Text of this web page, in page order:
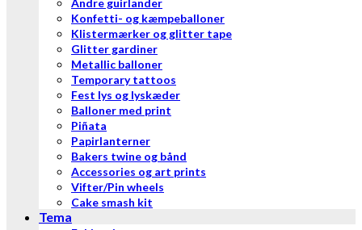
Andre guirlander
Konfetti- og kæmpeballoner
Klistermærker og glitter tape
Glitter gardiner
Metallic balloner
Temporary tattoos
Fest lys og lyskæder
Balloner med print
Piñata
Papirlanterner
Bakers twine og bånd
Accessories og art prints
Vifter/Pin wheels
Cake smash kit
Tema